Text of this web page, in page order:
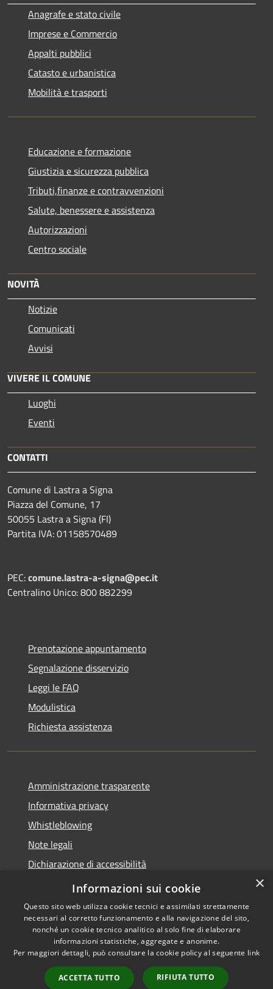
Anagrafe e stato civile
Imprese e Commercio
Appalti pubblici
Catasto e urbanistica
Mobilità e trasporti
Educazione e formazione
Giustizia e sicurezza pubblica
Tributi,finanze e contravvenzioni
Salute, benessere e assistenza
Autorizzazioni
Centro sociale
NOVITÀ
Notizie
Comunicati
Avvisi
VIVERE IL COMUNE
Luoghi
Eventi
CONTATTI
Comune di Lastra a Signa
Piazza del Comune, 17
50055 Lastra a Signa (FI)
Partita IVA: 01158570489
PEC:comune.lastra-a-signa@pec.it
Centralino Unico: 800 882299
Prenotazione appuntamento
Segnalazione disservizio
Leggi le FAQ
Modulistica
Richiesta assistenza
Amministrazione trasparente
Informativa privacy
Whistleblowing
Note legali
Dichiarazione di accessibilità
Piano di miglioramento
Accessibilità
Copyright © 2026 • Comune di
Lastra a Signa • Powered by
Municipium•
Accesso
×
Informazioni sui cookie
Questo sito web utilizza cookie tecnici e assimilati strettamente
necessari al corretto funzionamento e alla navigazione del sito,
nonché un cookie tecnico analitico al solo fine di elaborare
informazioni statistiche, aggregate e anonime.
Per maggiori dettagli, può consultare la cookie policy al seguente link
ACCETTA TUTTO RIFIUTA TUTTO